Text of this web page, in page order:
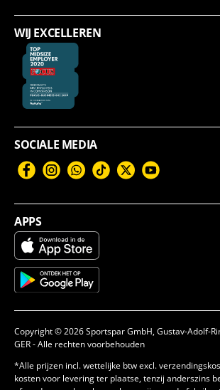
WIJ EXCELLEREN
SOCIALE MEDIA
FacebookInstagram
WhatsApp
TikTokTwitterYouTube
APPS
Copyright © 2026 Sportspar GmbH, Gustav-Adolf-
GER - Alle rechten voorbehouden
*Alle prijzen incl. wettelijke btw excl.
kosten voor levering ter plaatse, tenzij anderszins